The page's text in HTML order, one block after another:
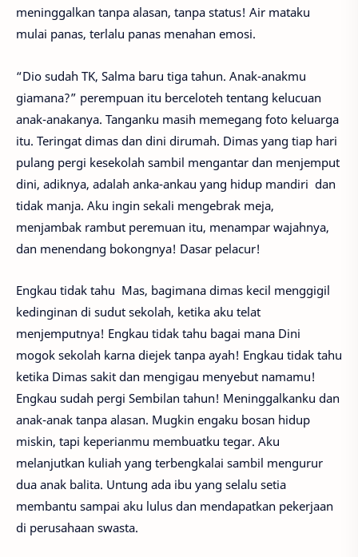
meninggalkan tanpa alasan, tanpa status! Air mataku
mulai panas, terlalu panas menahan emosi.
“Dio sudah TK, Salma baru tiga tahun. Anak-anakmu
giamana?” perempuan itu berceloteh tentang kelucuan
anak-anakanya. Tanganku masih memegang foto keluarga
itu. Teringat dimas dan dini dirumah. Dimas yang tiap hari
pulang pergi kesekolah sambil mengantar dan menjemput
dini, adiknya, adalah anka-ankau yang hidup mandiri dan
tidak manja. Aku ingin sekali mengebrak meja,
menjambak rambut peremuan itu, menampar wajahnya,
dan menendang bokongnya! Dasar pelacur!
Engkau tidak tahu Mas, bagimana dimas kecil menggigil
kedinginan di sudut sekolah, ketika aku telat
menjemputnya! Engkau tidak tahu bagai mana Dini
mogok sekolah karna diejek tanpa ayah! Engkau tidak tahu
ketika Dimas sakit dan mengigau menyebut namamu!
Engkau sudah pergi Sembilan tahun! Meninggalkanku dan
anak-anak tanpa alasan. Mugkin engaku bosan hidup
miskin, tapi keperianmu membuatku tegar. Aku
melanjutkan kuliah yang terbengkalai sambil mengurur
dua anak balita. Untung ada ibu yang selalu setia
membantu sampai aku lulus dan mendapatkan pekerjaan
di perusahaan swasta.